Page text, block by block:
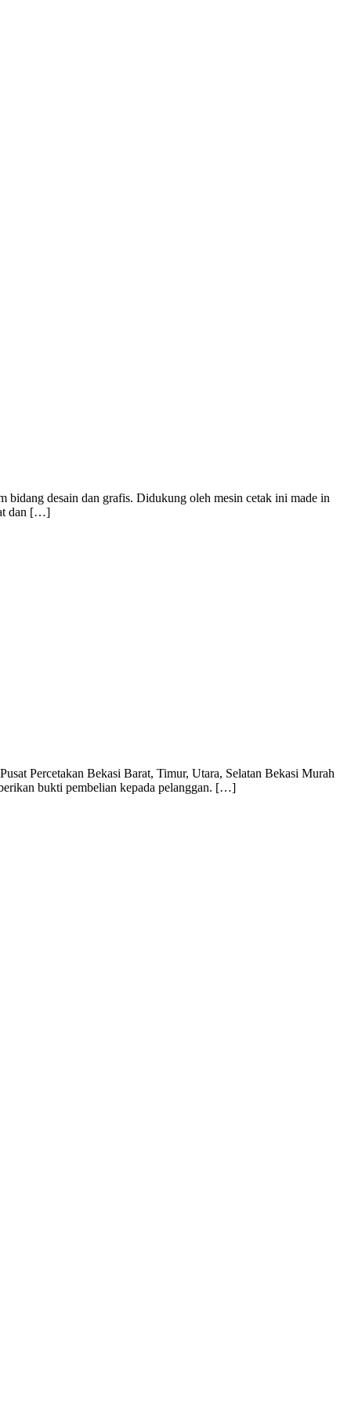
bidang desain dan grafis. Didukung oleh mesin cetak ini made in
dan […]
Percetakan Bekasi Barat, Timur, Utara, Selatan Bekasi Murah
bukti pembelian kepada pelanggan. […]